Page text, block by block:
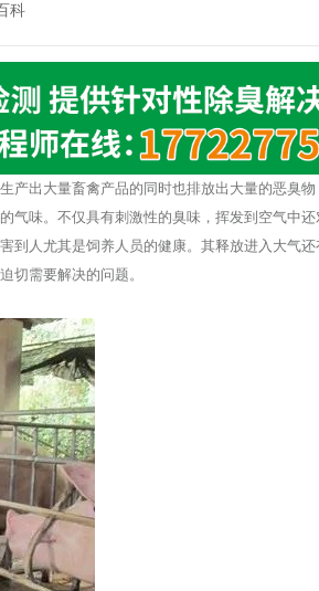
科
产出大量畜禽产品的同时也排放出大量的恶臭
气味。不仅具有刺激性的臭味，挥发到空气中
到人尤其是饲养人员的健康。其释放进入大气
切需要解决的问题。